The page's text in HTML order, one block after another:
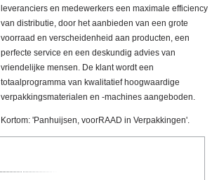
leveranciers en medewerkers een maximale efficiency
van distributie, door het aanbieden van een grote
voorraad en verscheidenheid aan producten, een
perfecte service en een deskundig advies van
vriendelijke mensen. De klant wordt een
totaalprogramma van kwalitatief hoogwaardige
verpakkingsmaterialen en -machines aangeboden.
Kortom: 'Panhuijsen, voorRAAD in Verpakkingen'.